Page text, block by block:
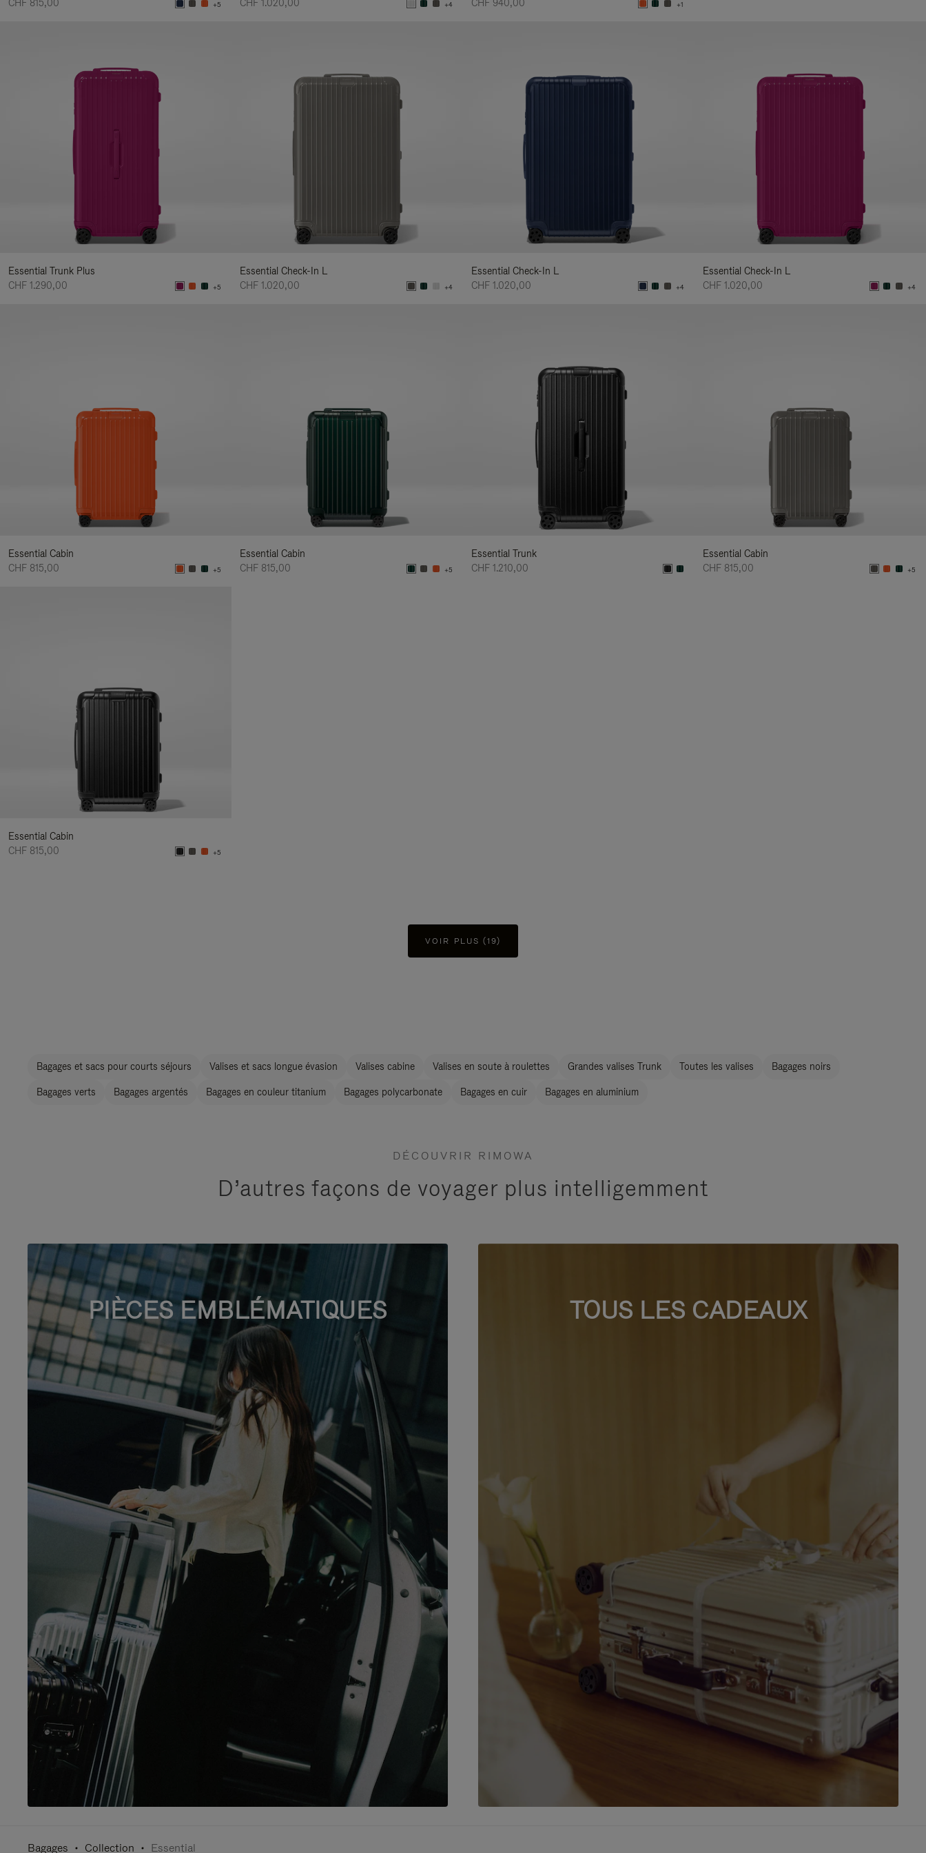
CHF 815,00
+5
CHF 1.020,00
+4
CHF 940,00
+1
Essential Trunk Plus
CHF 1.290,00
+5
Essential Check-In L
CHF 1.020,00
+4
Essential Check-In L
CHF 1.020,00
+4
Essential Check-In L
CHF 1.020,00
+4
Essential Cabin
CHF 815,00
+5
Essential Cabin
CHF 815,00
+5
Essential Trunk
CHF 1.210,00
Essential Cabin
CHF 815,00
+5
Essential Cabin
CHF 815,00
+5
VOIR PLUS (19)
Bagages et sacs pour courts séjours Valises et sacs longue évasion Valises cabine Valises en soute à roulettes Grandes valises Trunk Toutes les valises Bagages noirs
Bagages verts Bagages argentés Bagages en couleur titanium Bagages polycarbonate Bagages en cuir Bagages en aluminium
DÉCOUVRIR RIMOWA
D’autres façons de voyager plus intelligemment
PIÈCES EMBLÉMATIQUES TOUS LES CADEAUX
Bagages Collection Essential